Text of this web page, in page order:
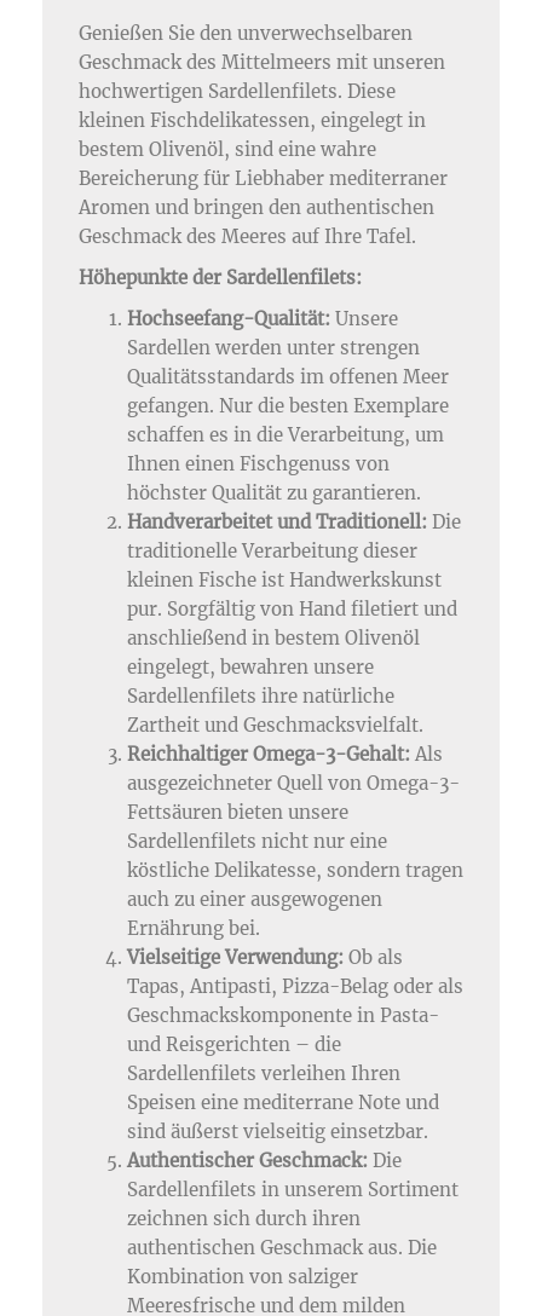
Genießen Sie den unverwechselbaren
Geschmack des Mittelmeers mit unseren
hochwertigen Sardellenfilets. Diese
kleinen Fischdelikatessen, eingelegt in
bestem Olivenöl, sind eine wahre
Bereicherung für Liebhaber mediterraner
Aromen und bringen den authentischen
Geschmack des Meeres auf Ihre Tafel.
Höhepunkte der Sardellenfilets:
Hochseefang-Qualität: Unsere
Sardellen werden unter strengen
Qualitätsstandards im offenen Meer
gefangen. Nur die besten Exemplare
schaffen es in die Verarbeitung, um
Ihnen einen Fischgenuss von
höchster Qualität zu garantieren.
Handverarbeitet und Traditionell: Die
traditionelle Verarbeitung dieser
kleinen Fische ist Handwerkskunst
pur. Sorgfältig von Hand filetiert und
anschließend in bestem Olivenöl
eingelegt, bewahren unsere
Sardellenfilets ihre natürliche
Zartheit und Geschmacksvielfalt.
Reichhaltiger Omega-3-Gehalt: Als
ausgezeichneter Quell von Omega-3-
Fettsäuren bieten unsere
Sardellenfilets nicht nur eine
köstliche Delikatesse, sondern tragen
auch zu einer ausgewogenen
Ernährung bei.
Vielseitige Verwendung: Ob als
Tapas, Antipasti, Pizza-Belag oder als
Geschmackskomponente in Pasta-
und Reisgerichten – die
Sardellenfilets verleihen Ihren
Speisen eine mediterrane Note und
sind äußerst vielseitig einsetzbar.
Authentischer Geschmack: Die
Sardellenfilets in unserem Sortiment
zeichnen sich durch ihren
authentischen Geschmack aus. Die
Kombination von salziger
Meeresfrische und dem milden